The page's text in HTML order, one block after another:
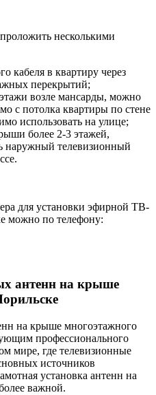
несколькими
кабеля в квартиру через
перекрытий;
возле мансарды, можно
с потолка квартиры по стене
использовать на улице;
более 2-3 этажей,
наружный телевизионный
для установки эфирной ТВ-
можно по телефону:
антенн на крыше
на крыше многоэтажного
профессионального
мире, где телевизионные
источников
установка антенн на
важной.